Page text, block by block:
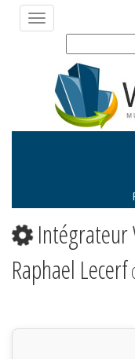
Intégrateur
Raphael Lecerf